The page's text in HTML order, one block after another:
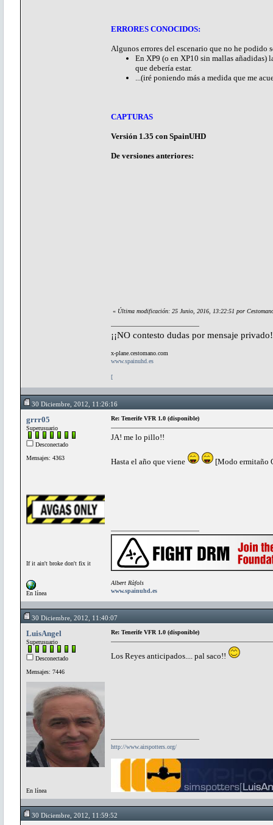
ERRORES CONOCIDOS:
Algunos errores del escenario que no he podido
En XP9 (o en XP10 sin mallas añadidas)
que debería estar.
...(iré poniendo más a medida que me
CAPTURAS
Versión 1.35 con SpainUHD
De versiones anteriores:
« Última modificación: 25 Junio, 2016, 13:22:51 por
¡¡NO contesto dudas por mensaje
x-plane.cestomano.com
www.spainuhd.es
[
30 Diciembre, 2012, 11:26:16
grrr05
Superusuario
Desconectado
Mensajes: 4363
If it ain't broke don't fix it
En línea
Re: Tenerife VFR 1.0 (disponible)
JA! me lo pillo!!
Hasta el año que viene [Modo ermitaño
Albert Ràfols
www.spainuhd.es
30 Diciembre, 2012, 11:40:07
LuisAngel
Superusuario
Desconectado
Mensajes: 7446
En línea
Re: Tenerife VFR 1.0 (disponible)
Los Reyes anticipados.... pal saco!!
http://www.airspotters.org/
30 Diciembre, 2012, 11:59:52